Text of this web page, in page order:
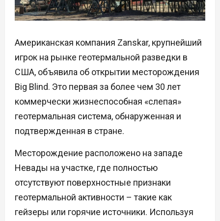
Американская компания Zanskar, крупнейший
игрок на рынке геотермальной разведки в
США, объявила об открытии месторождения
Big Blind. Это первая за более чем 30 лет
коммерчески жизнеспособная «слепая»
геотермальная система, обнаруженная и
подтвержденная в стране.
Месторождение расположено на западе
Невады на участке, где полностью
отсутствуют поверхностные признаки
геотермальной активности – такие как
гейзеры или горячие источники. Используя